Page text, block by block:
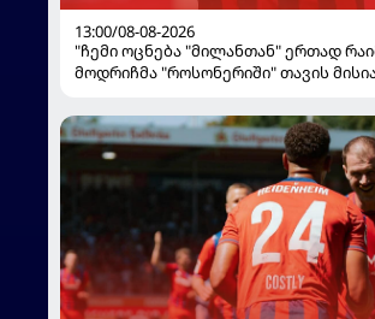
13:00/08-08-2026
"ჩემი ოცნება "მილანთან" ერთად
მოდრიჩმა "როსონერიში" თავის